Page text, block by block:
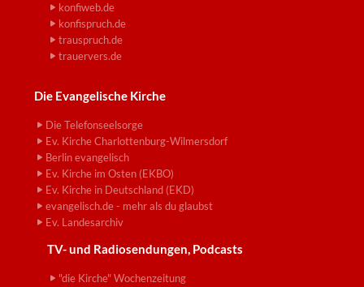
konfiweb.de
konfispruch.de
trauspruch.de
trauervers.de
Die Evangelische Kirche
Die Telefonseelsorge
Ev. Kirche Charlottenburg-Wilmersdorf
Berlin evangelisch
Ev. Kirche im Osten (EKBO)
Ev. Kirche in Deutschland (EKD)
evangelisch.de - mehr als du glaubst
Ev. Landesarchiv
TV- und Radiosendungen, Podcasts
"die Kirche" Wochenzeitung